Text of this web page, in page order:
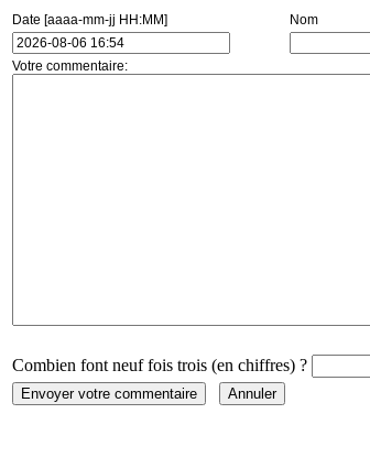
Date [aaaa-mm-jj HH:MM] Nom
Votre commentaire:
Combien font neuf fois trois (en chiffres) ?